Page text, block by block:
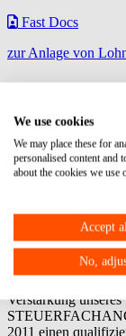
Fast Docs
zur Anlage von
zur/zum
Dieser Artikel ist
Informationen rufen
Die EURICON
Obertshausen. In
Kompetenzen von
Verstärkung
2011 einen
We use cookies
We may place these for
personalised content and
about the cookies we use
Accept
No,